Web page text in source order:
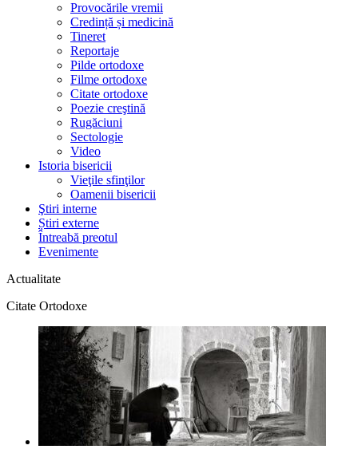
Provocările vremii
Credință și medicină
Tineret
Reportaje
Pilde ortodoxe
Filme ortodoxe
Citate ortodoxe
Poezie creştină
Rugăciuni
Sectologie
Video
Istoria bisericii
Vieţile sfinţilor
Oamenii bisericii
Ştiri interne
Știri externe
Întreabă preotul
Evenimente
Actualitate
Citate Ortodoxe